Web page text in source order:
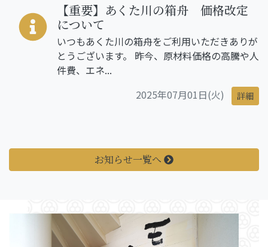
【重要】あくた川の箱舟 価格改定
について
いつもあくた川の箱舟をご利用いただきありが
とうございます。 昨今、原材料価格の高騰や人
件費、エネ...
2025年07月01日(火)
詳細
お知らせ一覧へ